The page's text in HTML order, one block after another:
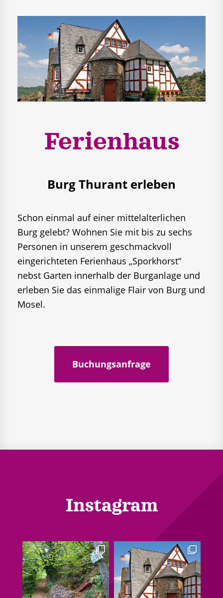
Ferienhaus
Burg Thurant erleben
Schon einmal auf einer mittelalterlichen
Burg gelebt? Wohnen Sie mit bis zu sechs
Personen in unserem geschmackvoll
eingerichteten Ferienhaus „Sporkhorst“
nebst Garten innerhalb der Burganlage und
erleben Sie das einmalige Flair von Burg und
Mosel.
Buchungsanfrage
Instagram